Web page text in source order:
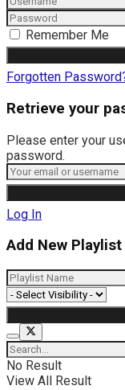
Remember Me
Forgotten
Retrieve your
Please enter your
password.
Log In
Add New Playlist
No Result
View All Result